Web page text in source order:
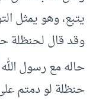
يتبع، وهو يمثل
وقد قال لحنظلة
حاله مع رسول
حنظلة لو دمتم